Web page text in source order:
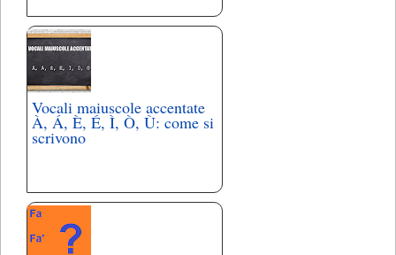
Vocali maiuscole accentate
À, Á, È, É, Ì, Ò, Ù: come si
scrivono